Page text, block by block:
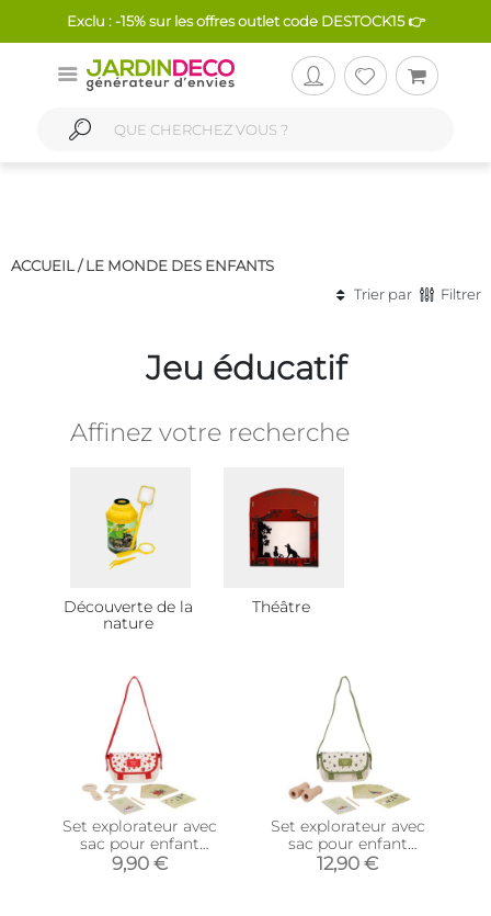
Exclu : -15% sur les offres outlet code DESTOCK15 👉
ACCUEIL / LE MONDE DES ENFANTS
Trier par
Filtrer
Jeu éducatif
Affinez votre recherche
Découverte de la
nature
Théâtre
Set explorateur avec
sac pour enfant
(Insectes)
9,90 €
Set explorateur avec
sac pour enfant
(Oiseaux)
12,90 €